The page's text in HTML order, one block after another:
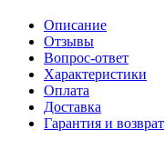
Описание
Отзывы
Вопрос-ответ
Характеристики
Оплата
Доставка
Гарантия и возврат